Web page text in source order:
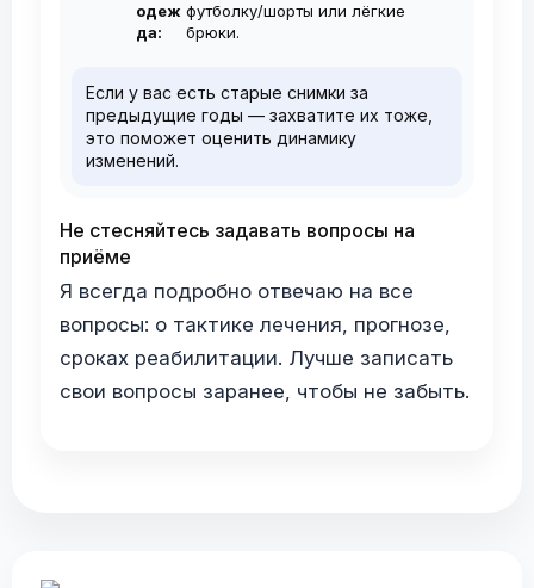
одеж
да:
футболку/шорты или лёгкие
брюки.
Если у вас есть старые снимки за
предыдущие годы — захватите их тоже,
это поможет оценить динамику
изменений.
Не стесняйтесь задавать вопросы на
приёме
Я всегда подробно отвечаю на все
вопросы: о тактике лечения, прогнозе,
сроках реабилитации. Лучше записать
свои вопросы заранее, чтобы не забыть.